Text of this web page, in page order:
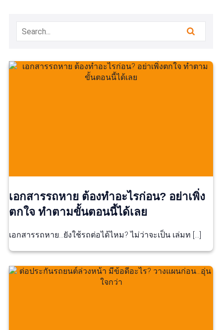
เอกสารรถหาย ต้องทำอะไรก่อน? อย่าเพิ่ง
ตกใจ ทำตามขั้นตอนนี้ได้เลย
เอกสารรถหาย…ยังใช้รถต่อได้ไหม? ไม่ว่าจะเป็น เล่มท […]